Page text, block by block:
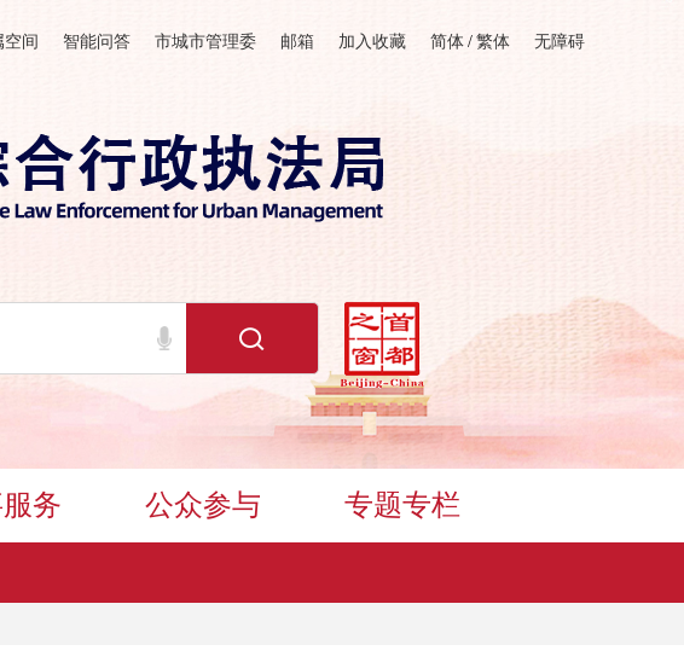
间 智能问答 市城市管理委 邮箱 加入收藏 简体 / 繁体 无障碍
务 公众参与 专题专栏